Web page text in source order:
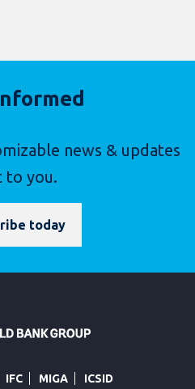
news & updates
to you.
today
IFC MIGA ICSID